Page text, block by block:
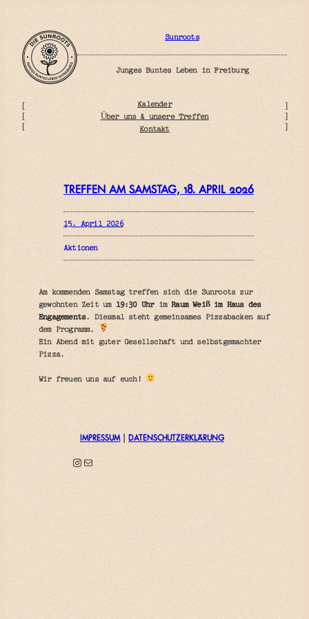
springen
Sunroots
Junges Buntes Leben in Freiburg
Kalender
Über uns & unsere Treffen
Kontakt
TREFFEN AM SAMSTAG, 18. APRIL 2026
15. April 2026
Aktionen
Am kommenden Samstag treffen sich die Sunroots zur
gewohnten Zeit um
19:30 UhrimRaum Weiß im Haus des
Engagements. Diesmal steht gemeinsames Pizzabacken auf
dem Programm.
Ein Abend mit guter Gesellschaft und selbstgemachter
Pizza.
Wir freuen uns auf euch!
IMPRESSUM| DATENSCHUTZERKLÄRUNG
Instagram E-Mail